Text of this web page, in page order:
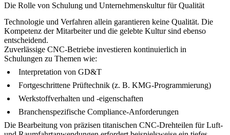
Die Rolle von Schulung und Unternehmenskultur für Qualität
Technologie und Verfahren allein garantieren keine Qualität. Die
Kompetenz der Mitarbeiter und die gelebte Kultur sind ebenso
entscheidend.
Zuverlässige CNC-Betriebe investieren kontinuierlich in
Schulungen zu Themen wie:
Interpretation von GD&T
Fortgeschrittene Prüftechnik (z. B. KMG-Programmierung)
Werkstoffverhalten und -eigenschaften
Branchenspezifische Compliance-Anforderungen
Die Bearbeitung von präzisen titanischen CNC-Drehteilen für Luft-